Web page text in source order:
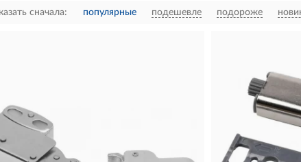
сначала: популярные подешевле подороже